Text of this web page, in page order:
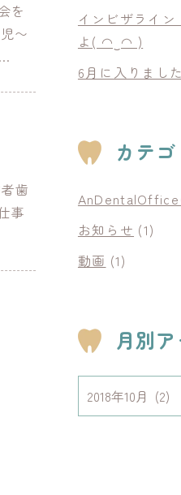
を
〜
歯
事
インビザライ
よ( ◠‿◠ )
6月に入りまし
カテ
AnDentalOffice
お知らせ (1)
動画 (1)
月別